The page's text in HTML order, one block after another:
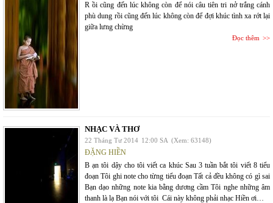
R ồi cũng đến lúc không còn để nói câu tiên tri nở trắng cánh
phù dung rồi cũng đến lúc không còn để đợi khúc tình xa rớt lại
giữa lưng chừng
Đọc thêm
NHẠC VÀ THƠ
22 Tháng Tư 2014 12:00 SA (Xem: 63148)
ĐẶNG HIỀN
B ạn tôi dậy cho tôi viết ca khúc Sau 3 tuần bắt tôi viết 8 tiểu
đoạn Tôi ghi note cho từng tiểu đoạn Tất cả đều không có gì sai
Bạn dạo những note kia bằng dương cầm Tôi nghe những âm
thanh là lạ Bạn nói với tôi Cái này không phải nhạc Hiền ơi…